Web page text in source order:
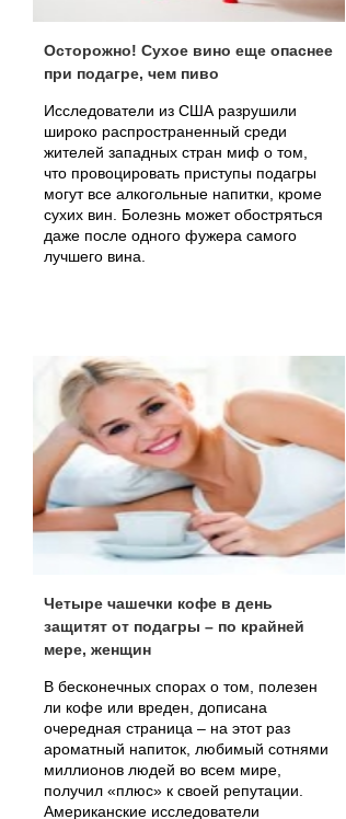
Осторожно! Сухое вино еще опаснее
при подагре, чем пиво
Исследователи из США разрушили
широко распространенный среди
жителей западных стран миф о том,
что провоцировать приступы подагры
могут все алкогольные напитки, кроме
сухих вин. Болезнь может обостряться
даже после одного фужера самого
лучшего вина.
Четыре чашечки кофе в день
защитят от подагры – по крайней
мере, женщин
В бесконечных спорах о том, полезен
ли кофе или вреден, дописана
очередная страница – на этот раз
ароматный напиток, любимый сотнями
миллионов людей во всем мире,
получил «плюс» к своей репутации.
Американские исследователи